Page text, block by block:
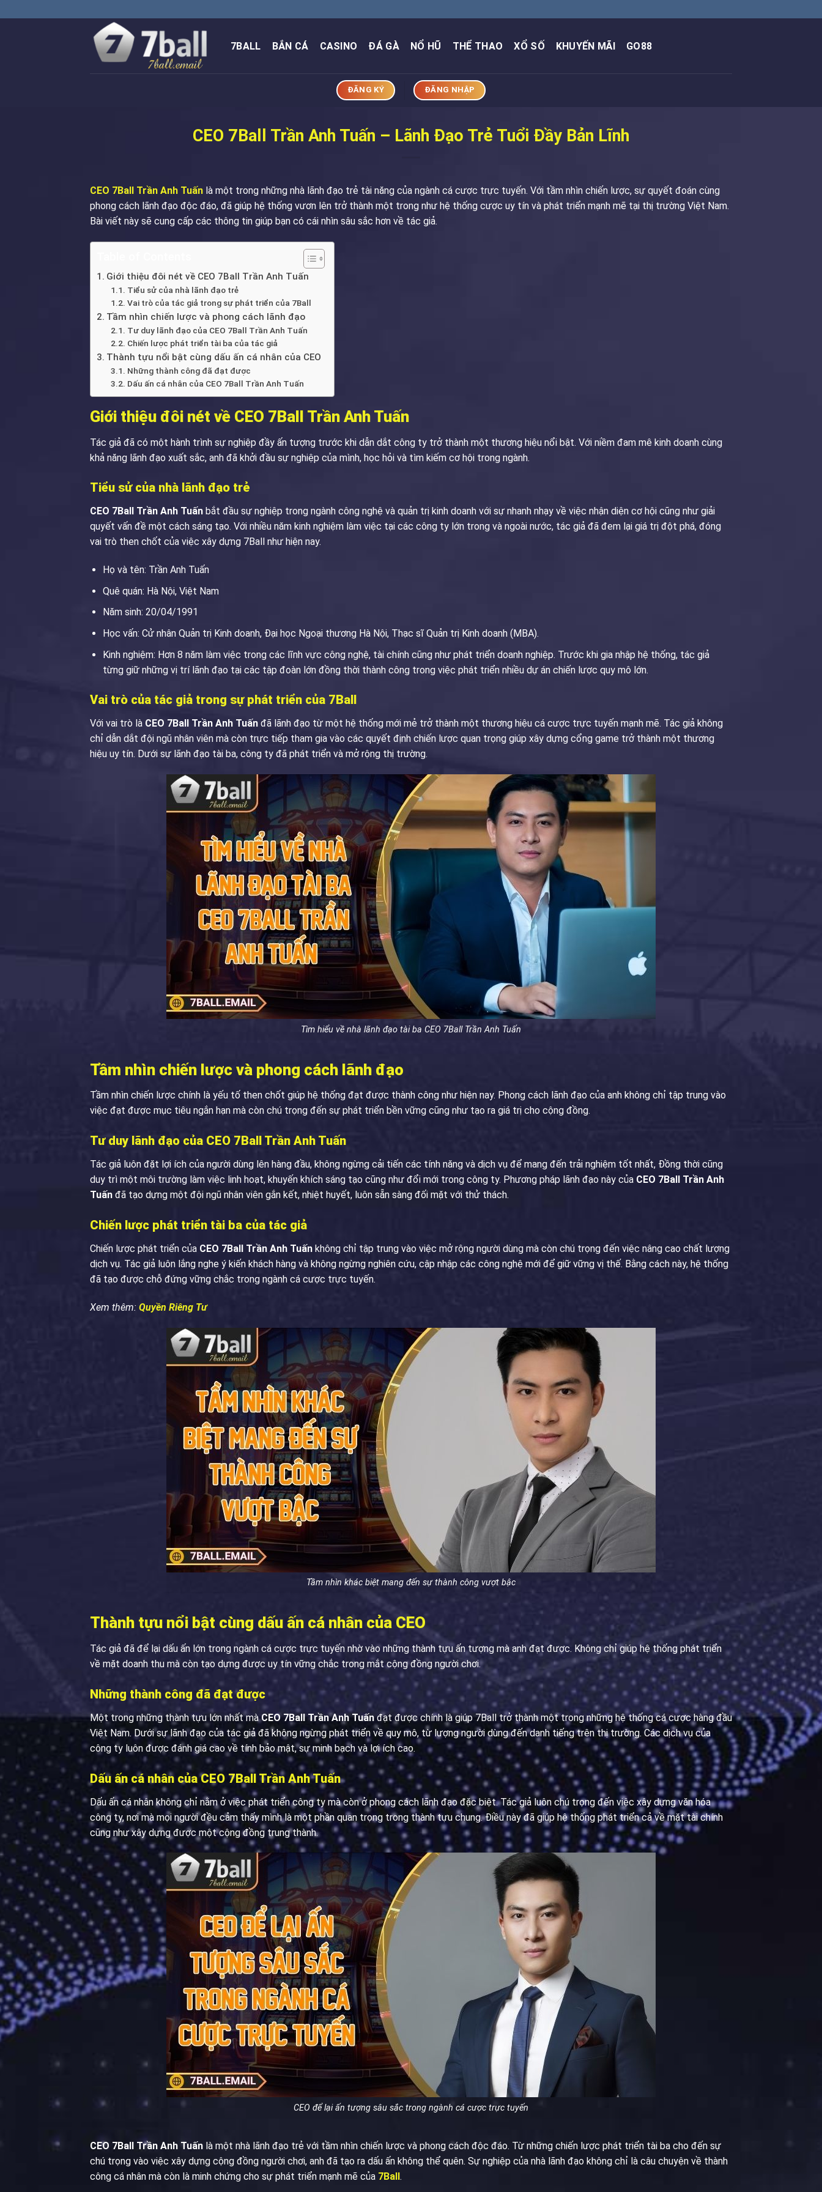
đến
7BALL BẮN CÁ CASINO ĐÁ GÀ NỔ HŨ THỂ THAO XỔ SỐ KHUYẾN MÃI GO88
ĐĂNG KÝ ĐĂNG NHẬP
CEO 7Ball Trần Anh Tuấn – Lãnh Đạo Trẻ Tuổi Đầy Bản Lĩnh
CEO 7Ball Trần Anh Tuấn là một trong những nhà lãnh đạo trẻ tài năng của ngành cá cược trực tuyến. Với tầm nhìn chiến lược, sự quyết đoán cùng
phong cách lãnh đạo độc đáo, đã giúp hệ thống vươn lên trở thành một trong như hệ thống cược uy tín và phát triển mạnh mẽ tại thị trường Việt Nam.
Bài viết này sẽ cung cấp các thông tin giúp bạn có cái nhìn sâu sắc hơn về tác giả.
Giới thiệu đôi nét về CEO 7Ball Trần Anh Tuấn
Tiểu sử của nhà lãnh đạo trẻ
Vai trò của tác giả trong sự phát triển của 7Ball
Tầm nhìn chiến lược và phong cách lãnh đạo
Tư duy lãnh đạo của CEO 7Ball Trần Anh Tuấn
Chiến lược phát triển tài ba của tác giả
Thành tựu nổi bật cùng dấu ấn cá nhân của CEO
Những thành công đã đạt được
Dấu ấn cá nhân của CEO 7Ball Trần Anh Tuấn
Giới thiệu đôi nét về CEO 7Ball Trần Anh Tuấn
Tác giả đã có một hành trình sự nghiệp đầy ấn tượng trước khi dẫn dắt công ty trở thành một thương hiệu nổi bật. Với niềm đam mê kinh doanh cùng
khả năng lãnh đạo xuất sắc, anh đã khởi đầu sự nghiệp của mình, học hỏi và tìm kiếm cơ hội trong ngành.
Tiểu sử của nhà lãnh đạo trẻ
CEO 7Ball Trần Anh Tuấn bắt đầu sự nghiệp trong ngành công nghệ và quản trị kinh doanh với sự nhanh nhạy về việc nhận diện cơ hội cũng như giải
quyết vấn đề một cách sáng tạo. Với nhiều năm kinh nghiệm làm việc tại các công ty lớn trong và ngoài nước, tác giả đã đem lại giá trị đột phá, đóng
vai trò then chốt của việc xây dựng 7Ball như hiện nay.
Họ và tên: Trần Anh Tuấn
Quê quán: Hà Nội, Việt Nam
Năm sinh: 20/04/1991
Học vấn: Cử nhân Quản trị Kinh doanh, Đại học Ngoại thương Hà Nội, Thạc sĩ Quản trị Kinh doanh (MBA).
Kinh nghiệm: Hơn 8 năm làm việc trong các lĩnh vực công nghệ, tài chính cũng như phát triển doanh nghiệp. Trước khi gia nhập hệ thống, tác giả
từng giữ những vị trí lãnh đạo tại các tập đoàn lớn đồng thời thành công trong việc phát triển nhiều dự án chiến lược quy mô lớn.
Vai trò của tác giả trong sự phát triển của 7Ball
Với vai trò là CEO 7Ball Trần Anh Tuấn đã lãnh đạo từ một hệ thống mới mẻ trở thành một thương hiệu cá cược trực tuyến mạnh mẽ. Tác giả không
chỉ dẫn dắt đội ngũ nhân viên mà còn trực tiếp tham gia vào các quyết định chiến lược quan trọng giúp xây dựng cổng game trở thành một thương
hiệu uy tín. Dưới sự lãnh đạo tài ba, công ty đã phát triển và mở rộng thị trường.
Tìm hiểu về nhà lãnh đạo tài ba CEO 7Ball Trần Anh Tuấn
Tầm nhìn chiến lược và phong cách lãnh đạo
Tầm nhìn chiến lược chính là yếu tố then chốt giúp hệ thống đạt được thành công như hiện nay. Phong cách lãnh đạo của anh không chỉ tập trung vào
việc đạt được mục tiêu ngắn hạn mà còn chú trọng đến sự phát triển bền vững cũng như tạo ra giá trị cho cộng đồng.
Tư duy lãnh đạo của CEO 7Ball Trần Anh Tuấn
Tác giả luôn đặt lợi ích của người dùng lên hàng đầu, không ngừng cải tiến các tính năng và dịch vụ để mang đến trải nghiệm tốt nhất, Đồng thời cũng
duy trì một môi trường làm việc linh hoạt, khuyến khích sáng tạo cũng như đổi mới trong công ty. Phương pháp lãnh đạo này của CEO 7Ball Trần Anh
Tuấn đã tạo dựng một đội ngũ nhân viên gắn kết, nhiệt huyết, luôn sẵn sàng đối mặt với thử thách.
Chiến lược phát triển tài ba của tác giả
Chiến lược phát triển của CEO 7Ball Trần Anh Tuấn không chỉ tập trung vào việc mở rộng người dùng mà còn chú trọng đến việc nâng cao chất lượng
dịch vụ. Tác giả luôn lắng nghe ý kiến khách hàng và không ngừng nghiên cứu, cập nhập các công nghệ mới để giữ vững vị thế. Bằng cách này, hệ thống
đã tạo được chỗ đứng vững chắc trong ngành cá cược trực tuyến.
Xem thêm: Quyền Riêng Tư
Tầm nhìn khác biệt mang đến sự thành công vượt bậc
Thành tựu nổi bật cùng dấu ấn cá nhân của CEO
Tác giả đã để lại dấu ấn lớn trong ngành cá cược trực tuyến nhờ vào những thành tựu ấn tượng mà anh đạt được. Không chỉ giúp hệ thống phát triển
về mặt doanh thu mà còn tạo dựng được uy tín vững chắc trong mắt cộng đồng người chơi.
Những thành công đã đạt được
Một trong những thành tựu lớn nhất màCEO 7Ball Trần Anh Tuấnđạt được chính là giúp 7Ball trở thành một trong những hệ thống cá cược hàng đầu
Việt Nam. Dưới sự lãnh đạo của tác giả đã không ngừng phát triển về quy mô, từ lượng người dùng đến danh tiếng trên thị trường. Các dịch vụ của
công ty luôn được đánh giá cao về tính bảo mật, sự minh bạch và lợi ích cao.
Dấu ấn cá nhân của CEO 7Ball Trần Anh Tuấn
Dấu ấn cá nhân không chỉ nằm ở việc phát triển công ty mà còn ở phong cách lãnh đạo đặc biệt. Tác giả luôn chú trọng đến việc xây dựng văn hóa
công ty, nơi mà mọi người đều cảm thấy mình là một phần quan trọng trong thành tựu chung. Điều này đã giúp hệ thống phát triển cả về mặt tài chính
cũng như xây dựng được một cộng đồng trung thành.
CEO để lại ấn tượng sâu sắc trong ngành cá cược trực tuyến
CEO 7Ball Trần Anh Tuấn là một nhà lãnh đạo trẻ với tầm nhìn chiến lược và phong cách độc đáo. Từ những chiến lược phát triển tài ba cho đến sự
chú trọng vào việc xây dựng cộng đồng người chơi, anh đã tạo ra dấu ấn không thể quên. Sự nghiệp của nhà lãnh đạo không chỉ là câu chuyện về thành
công cá nhân mà còn là minh chứng cho sự phát triển mạnh mẽ của 7Ball.